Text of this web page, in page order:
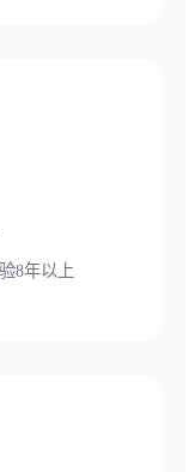
8年以上